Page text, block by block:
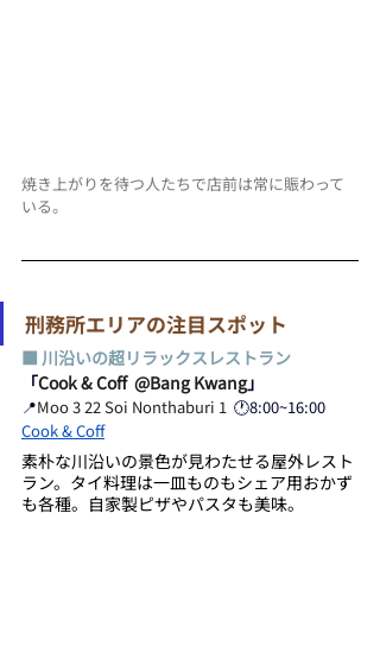
焼き上がりを待つ人たちで店前は常に賑わって
いる。
刑務所エリアの注目スポット
■ 川沿いの超リラックスレストラン
「Cook & Coff  @Bang Kwang」
📍Moo 3 22 Soi Nonthaburi 1 🕐8:00~16:00
Cook & Coff
素朴な川沿いの景色が見わたせる屋外レスト
ラン。タイ料理は一皿ものもシェア用おかず
も各種。自家製ピザやパスタも美味。